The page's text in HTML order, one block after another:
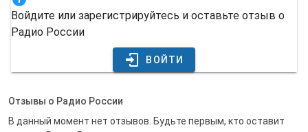
Войдите или зарегистрируйтесь и оставьте отзыв о
Радио России
ВОЙТИ
Отзывы о Радио России
В данный момент нет отзывов. Будьте первым, кто оставит